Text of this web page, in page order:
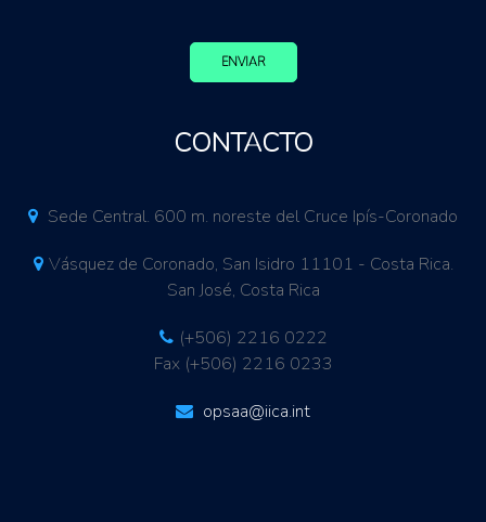
ENVIAR
CONTACTO
Sede Central. 600 m. noreste del Cruce Ipís-Coronado
Vásquez de Coronado, San Isidro 11101 - Costa Rica.
San José, Costa Rica
(+506) 2216 0222
Fax (+506) 2216 0233
opsaa@iica.int